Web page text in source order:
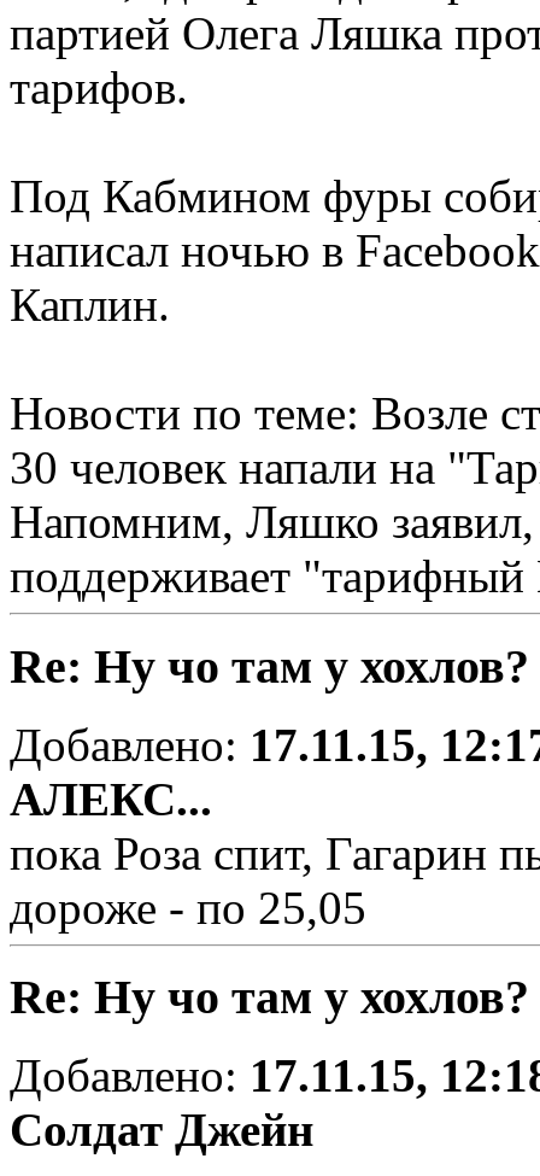
партией Олега Ляшка
тарифов.
Под Кабмином фуры
написал ночью в
Каплин.
Новости по теме: Возле
30 человек напали на
Напомним, Ляшко
поддерживает
Re: Ну чо там у хохлов?
Добавлено: 17.11.15,
АЛЕКС...
пока Роза спит, Гагарин
дороже - по 25,05
Re: Ну чо там у хохлов?
Добавлено: 17.11.15,
Солдат Джейн